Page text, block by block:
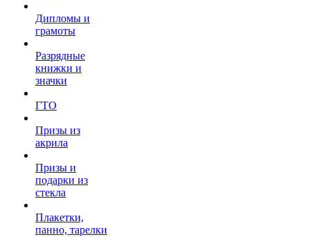
Дипломы и
грамоты
Разрядные
книжки и
значки
ГТО
Призы из
акрила
Призы и
подарки из
стекла
Плакетки,
панно, тарелки